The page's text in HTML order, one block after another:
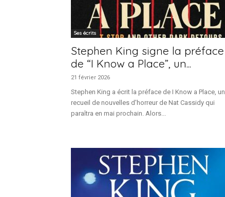
Ses écrits
Stephen King signe la préface
de “I Know a Place”, un...
21 février 2026
Stephen King a écrit la préface de I Know a Place, un
recueil de nouvelles d'horreur de Nat Cassidy qui
paraîtra en mai prochain. Alors...